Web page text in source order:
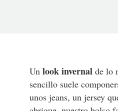
Unlook invernal de lo
sencillo suele
unos jeans, un jersey